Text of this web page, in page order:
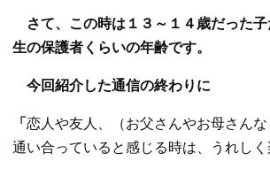
さて、この時は１３～１４歳だった
生の保護者くらいの年齢です。
今回紹介した通信の終わりに
「恋人や友人、（お父さんやお母さん
通い合っていると感じる時は、うれし